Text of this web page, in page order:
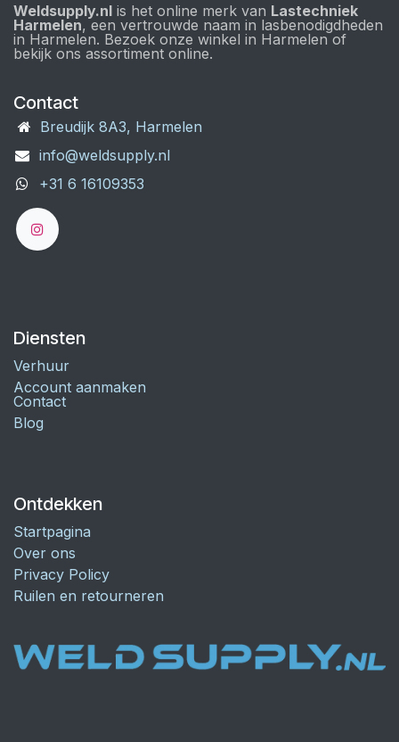
Weldsupply.nl is het online merk van Lastechniek
Harmelen, een vertrouwde naam in lasbenodigdheden
in Harmelen. Bezoek onze winkel in Harmelen of
bekijk ons assortiment online.
Contact
Breudijk 8A3, Harmelen
info@weldsupply.nl
+31 6 16109353
Diensten
Verhuur
Account aanmaken
Contact
Blog
Ontdekken
Startpagina
Over ons
Privacy Policy
Ruilen en retourneren